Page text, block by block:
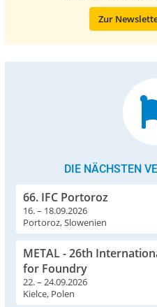
Zur
DIE NÄCHSTEN
66. IFC Portoroz
16. – 18.09.2026
Portoroz, Slowenien
METAL - 26th
for Foundry
22. – 24.09.2026
Kielce, Polen